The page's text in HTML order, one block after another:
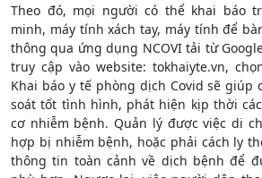
Theo đó, mọi người có thể khai báo
minh, máy tính xách tay, máy tính để
thông qua ứng dụng NCOVI tải từ
truy cập vào website: tokhaiyte.vn,
Khai báo y tế phòng dịch Covid sẽ giúp
soát tốt tình hình, phát hiện kịp thời
cơ nhiễm bệnh. Quản lý được việc di
hợp bị nhiễm bệnh, hoặc phải cách ly
thông tin toàn cảnh về dịch bệnh để